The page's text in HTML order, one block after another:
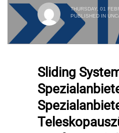
THURSDAY, 01
PUBLISHED IN
Sliding